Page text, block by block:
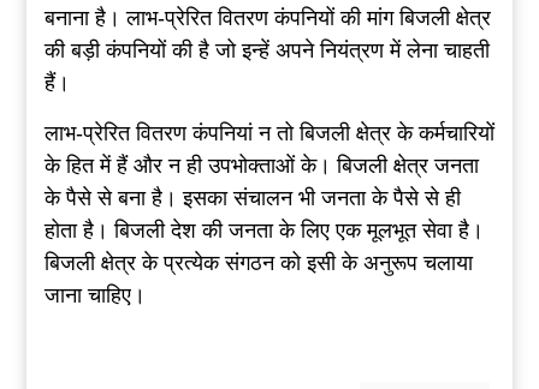
बनाना है। लाभ-प्रेरित वितरण कंपनियों की मांग बिजली क्षेत्र
की बड़ी कंपनियों की है जो इन्हें अपने नियंत्रण में लेना चाहती
हैं।
लाभ-प्रेरित वितरण कंपनियां न तो बिजली क्षेत्र के कर्मचारियों
के हित में हैं और न ही उपभोक्ताओं के। बिजली क्षेत्र जनता
के पैसे से बना है। इसका संचालन भी जनता के पैसे से ही
होता है। बिजली देश की जनता के लिए एक मूलभूत सेवा है।
बिजली क्षेत्र के प्रत्येक संगठन को इसी के अनुरूप चलाया
जाना चाहिए।